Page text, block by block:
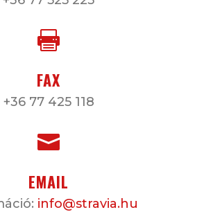

FAX
+36 77 425 118

EMAIL
info@stravia.hu